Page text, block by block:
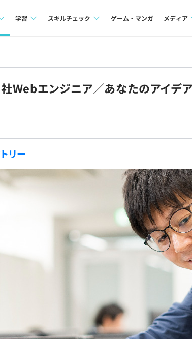
ュー
ガイド
学習
4択課題
リファレンス
個人向けプラン
契約内容・クーポン
スキルチェック
評価結果一覧
ゲーム・マンガ メディア
note
Webエンジニア／あなたのアイデ
リー